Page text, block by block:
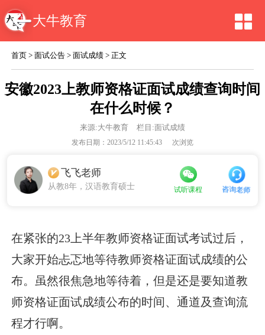
大牛教育
首页 >面试公告 >面试成绩 > 正文
安徽2023上教师资格证面试成绩查询时间
在什么时候？
来源:大牛教育 栏目:面试成绩
发布日期：2023/5/12 11:45:43 次浏览
飞飞老师
从教8年，汉语教育硕士 试听课程 咨询老师
在紧张的23上半年教师资格证面试考试过后，
大家开始忐忑地等待教师资格证面试成绩的公
布。虽然很焦急地等待着，但是还是要知道教
师资格证面试成绩公布的时间、通道及查询流
程才行啊。